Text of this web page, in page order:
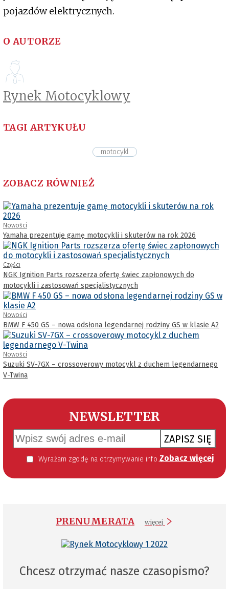
pojazdów elektrycznych.
O AUTORZE
Rynek Motocyklowy
TAGI ARTYKUŁU
motocykl
ZOBACZ RÓWNIEŻ
Nowości
Yamaha prezentuje gamę motocykli i skuterów na rok 2026
Części
NGK Ignition Parts rozszerza ofertę świec zapłonowych do
motocykli i zastosowań specjalistycznych
Nowości
BMW F 450 GS – nowa odsłona legendarnej rodziny GS w klasie A2
Nowości
Suzuki SV-7GX – crossoverowy motocykl z duchem legendarnego
V-Twina
NEWSLETTER
ZAPISZ SIĘ
Wyrażam zgodę na otrzymywanie informacji handlowej kierowanej do mnie za pomocą środków komunikacji elektronicznej w szczególności poczty elektronicznej zgodnie z przepisem art. 10 ust 2 ustawy z dnia 18 lipca 2002 roku o świadczeniu usług drogą elektroniczną (Dz. U. 144 z 2002 r. poz. 1204). Zgoda jest dobrowolna, jednak jej wyrażenie jest konieczne, aby otrzymywać newsletter. Zobacz więcej
PRENUMERATA więcej
Chcesz otrzymać nasze czasopismo?